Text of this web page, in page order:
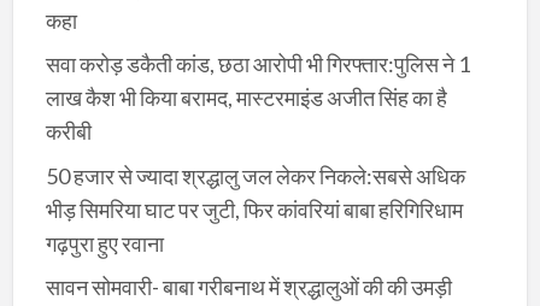
कहा
सवा करोड़ डकैती कांड, छठा आरोपी भी गिरफ्तार:पुलिस ने 1
लाख कैश भी किया बरामद, मास्टरमाइंड अजीत सिंह का है
करीबी
50 हजार से ज्यादा श्रद्धालु जल लेकर निकले:सबसे अधिक
भीड़ सिमरिया घाट पर जुटी, फिर कांवरियां बाबा हरिगिरिधाम
गढ़पुरा हुए रवाना
सावन सोमवारी- बाबा गरीबनाथ में श्रद्धालुओं की की उमड़ी